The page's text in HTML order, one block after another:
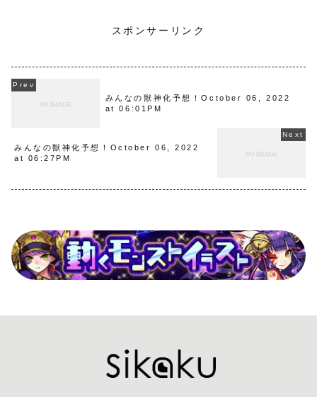
スポンサーリンク
みんなの獣神化予想！October 06, 2022
at 06:01PM
みんなの獣神化予想！October 06, 2022
at 06:27PM